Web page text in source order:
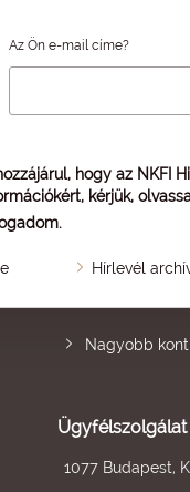
Az Ön e-mail címe?
hogy az NKFI
kérjük,
Hírlevél
Nagyobb
Ügyfélszolgálat
1077 Budapest,